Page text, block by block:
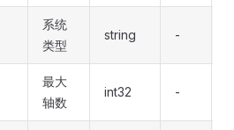
系统
类型
string -
最大
轴数
int32 -